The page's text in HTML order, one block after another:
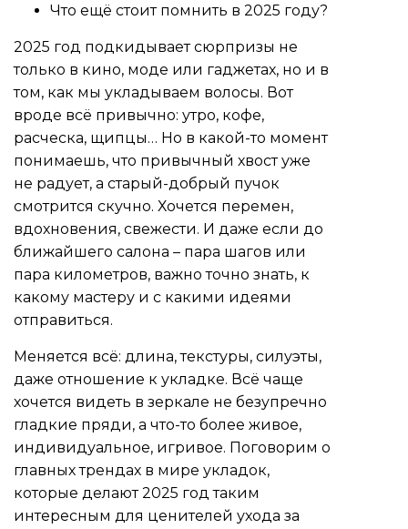
Что ещё стоит помнить в 2025 году?
2025 год подкидывает сюрпризы не
только в кино, моде или гаджетах, но и в
том, как мы укладываем волосы. Вот
вроде всё привычно: утро, кофе,
расческа, щипцы… Но в какой-то момент
понимаешь, что привычный хвост уже
не радует, а старый-добрый пучок
смотрится скучно. Хочется перемен,
вдохновения, свежести. И даже если до
ближайшего салона – пара шагов или
пара километров, важно точно знать, к
какому мастеру и с какими идеями
отправиться.
Меняется всё: длина, текстуры, силуэты,
даже отношение к укладке. Всё чаще
хочется видеть в зеркале не безупречно
гладкие пряди, а что-то более живое,
индивидуальное, игривое. Поговорим о
главных трендах в мире укладок,
которые делают 2025 год таким
интересным для ценителей ухода за